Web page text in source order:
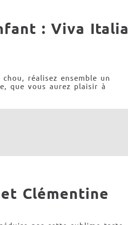
: Viva Italia
réalisez ensemble un
que vous aurez plaisir à
Clémentine